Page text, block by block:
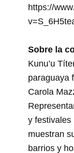
https://
Sobre la
Kunu’u
paraguaya
Carola
y festivales
muestran
barrios y